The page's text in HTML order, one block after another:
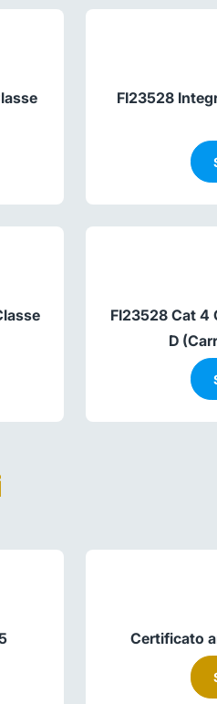
FI23528
FI23528 Cat 4
D
Certificato